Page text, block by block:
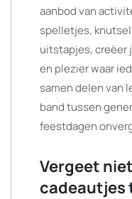
aanbod van
spelletjes,
uitstapjes, creëer
en plezier waar
samen delen van
band tussen
feestdagen
Vergeet
cadeautjes